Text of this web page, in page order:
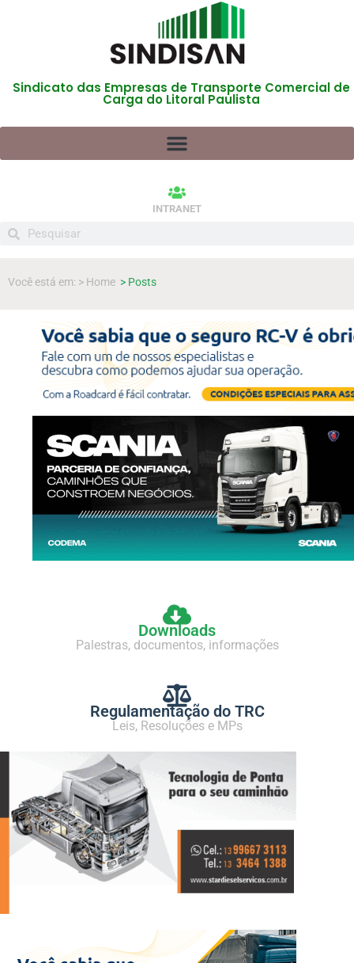
Sindicato das Empresas de Transporte Comercial de
Carga do Litoral Paulista
INTRANET
Você está em: > Home > Posts
Downloads
Palestras, documentos, informações
Regulamentação do TRC
Leis, Resoluções e MPs